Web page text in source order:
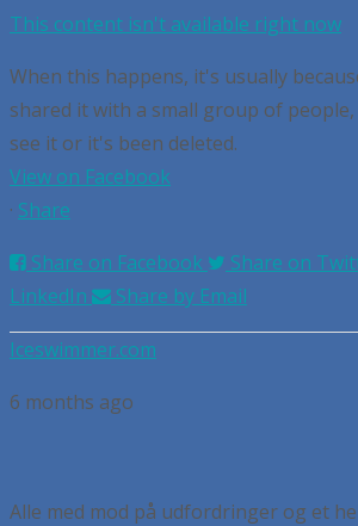
This content isn't available right now
When this happens, it's usually
shared it with a small group of people,
see it or it's been deleted.
View on Facebook
· Share
Share on Facebook
Share on
LinkedIn
Share by Email
Iceswimmer.com
6 months ago
Alle med mod på udfordringer og et